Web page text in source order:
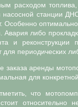
расходом
насосной станции
Особенно
Авария либо
и реконструкции
для периодических
заказа аренды
для
что
относительно